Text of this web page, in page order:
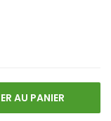
AU PANIER